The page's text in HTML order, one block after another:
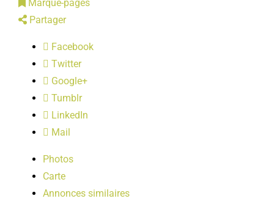
SERVICES MUNICIPAUX
PRATIQUE
LOISIRS
PUBLICATIONS
Marque-pages
Partager
Facebook
Twitter
Google+
Tumblr
LinkedIn
Mail
Photos
Carte
Annonces similaires